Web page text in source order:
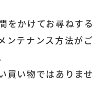
をかけてお尋ねする
ンテナンス方法がご
買い物ではありませ